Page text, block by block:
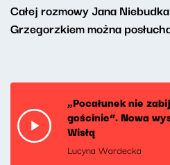
Całej rozmowy Jana
Grzegorzkiem można
„Pocałunek nie
gościnie”. Nowa
Wisłą
Lucyna Wardecka